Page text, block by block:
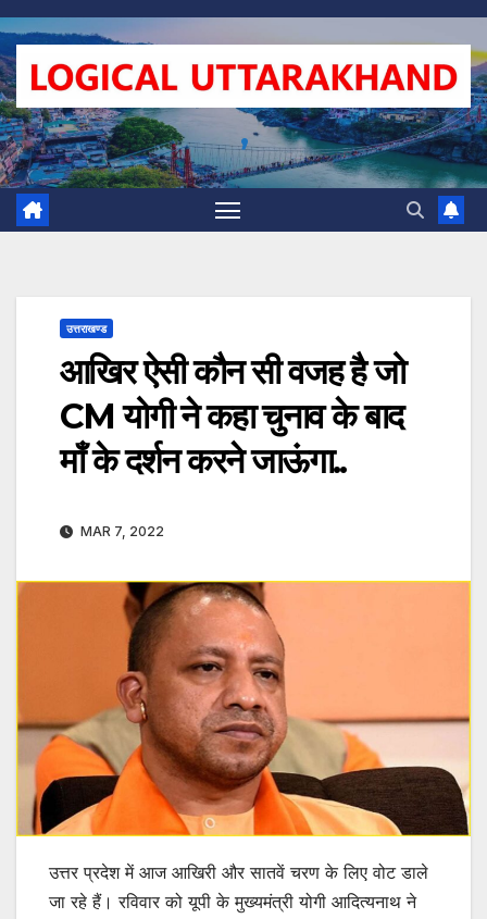
Skip
to
content
,
उत्तराखण्ड
आखिर ऐसी कौन सी वजह है जो
CM योगी ने कहा चुनाव के बाद
माँ के दर्शन करने जाऊंगा..
MAR 7, 2022
उत्तर प्रदेश में आज आखिरी और सातवें चरण के लिए वोट डाले
जा रहे हैं। रविवार को यूपी के मुख्यमंत्री योगी आदित्यनाथ ने